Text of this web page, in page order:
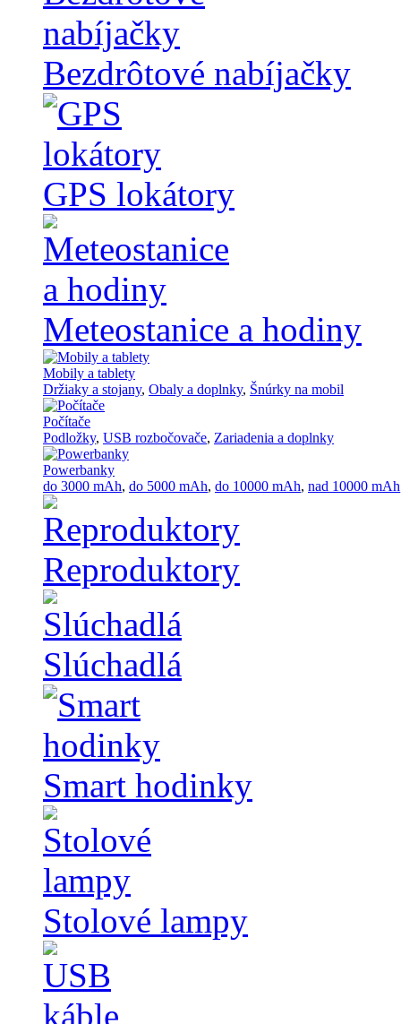
Bezdrôtové nabíjačky
GPS lokátory
Meteostanice a hodiny
Mobily a tablety
Držiaky a stojany, Obaly a doplnky, Šnúrky na mobil
Počítače
Podložky, USB rozbočovače, Zariadenia a doplnky
Powerbanky
do 3000 mAh, do 5000 mAh, do 10000 mAh, nad 10000 mAh
Reproduktory
Slúchadlá
Smart hodinky
Stolové lampy